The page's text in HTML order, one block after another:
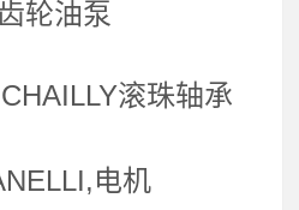
轮油泵
滚珠轴承
电机